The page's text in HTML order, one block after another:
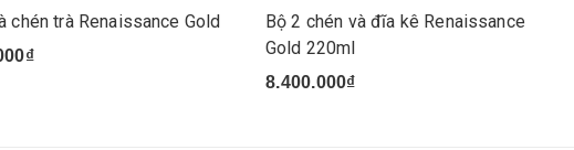
chén trà Renaissance Gold
Bộ 2 chén và đĩa kê Renaissance
Gold 220ml
8.400.000₫